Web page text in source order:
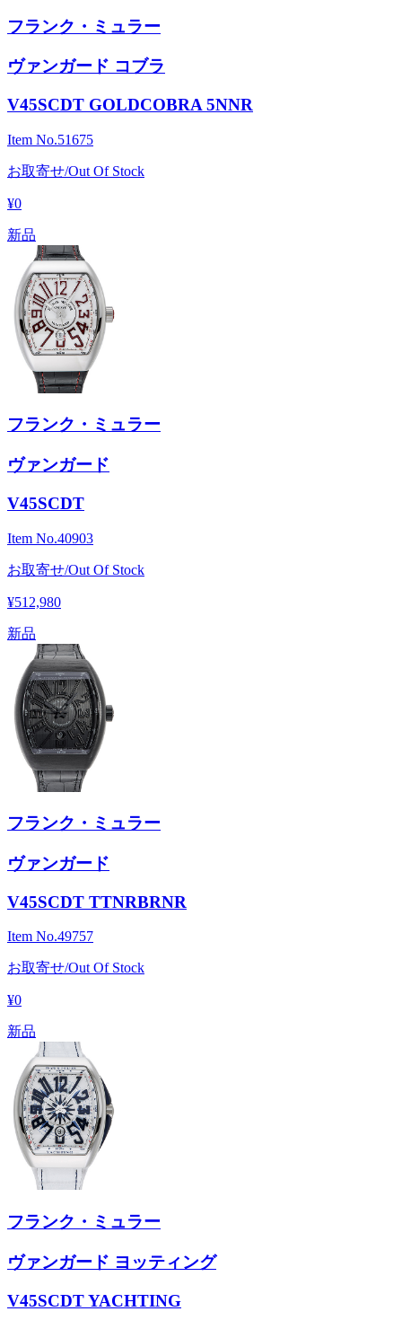
フランク・ミュラー
ヴァンガード コブラ
V45SCDT GOLDCOBRA 5NNR
Item No.51675
お取寄せ/Out Of Stock
¥0
新品
フランク・ミュラー
ヴァンガード
V45SCDT
Item No.40903
お取寄せ/Out Of Stock
¥512,980
新品
フランク・ミュラー
ヴァンガード
V45SCDT TTNRBRNR
Item No.49757
お取寄せ/Out Of Stock
¥0
新品
フランク・ミュラー
ヴァンガード ヨッティング
V45SCDT YACHTING